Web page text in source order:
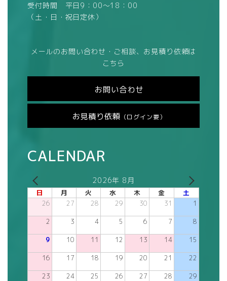
受付時間 平日9：00～18：00
（土・日・祝日定休）
メールのお問い合わせ・ご相談、お見積り依頼は
こちら
お問い合わせ
お見積り依頼 （ログイン要）
CALENDAR
2026年 8月
日 月 火 水 木 金 土
26 27 28 29 30 31 1
2 3 4 5 6 7 8
9 10 11 12 13 14 15
16 17 18 19 20 21 22
23 24 25 26 27 28 29